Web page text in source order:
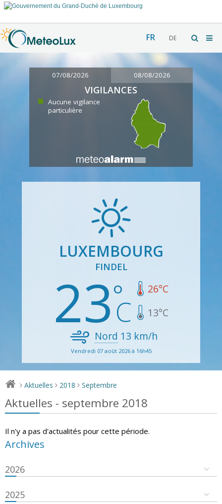
FR DE
07/08/2026 08/08/2026
VIGILANCES
Aucune vigilance
particulière
LUXEMBOURG
FINDEL
23 26°C
13°C
Nord 13 km/h
Vendredi 07 août 2026 à 16h45
> Aktuelles > 2018 > Septembre
Aktuelles - septembre 2018
Il n'y a pas d'actualités pour cette période.
Archives
2026
2025